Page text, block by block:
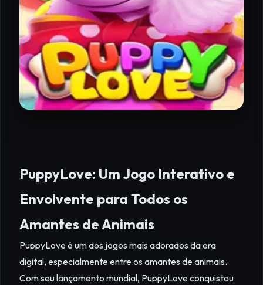
PuppyLove: Um Jogo Interativo e
Envolvente para Todos os
Amantes de Animais
PuppyLove é um dos jogos mais adorados da era
digital, especialmente entre os amantes de animais.
Com seu lançamento mundial, PuppyLove conquistou